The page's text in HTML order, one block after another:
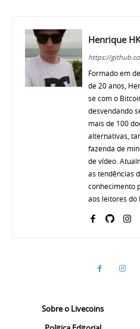
Henrique HK
https://
Formado em
de 20 anos,
se com o
desvendando
mais de 100
alternativas,
fazenda de
de vídeo.
as tendências
conhecimento
aos leitores do
Sobre o Livecoins